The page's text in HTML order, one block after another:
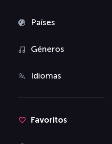
Países
Géneros
Idiomas
Favoritos